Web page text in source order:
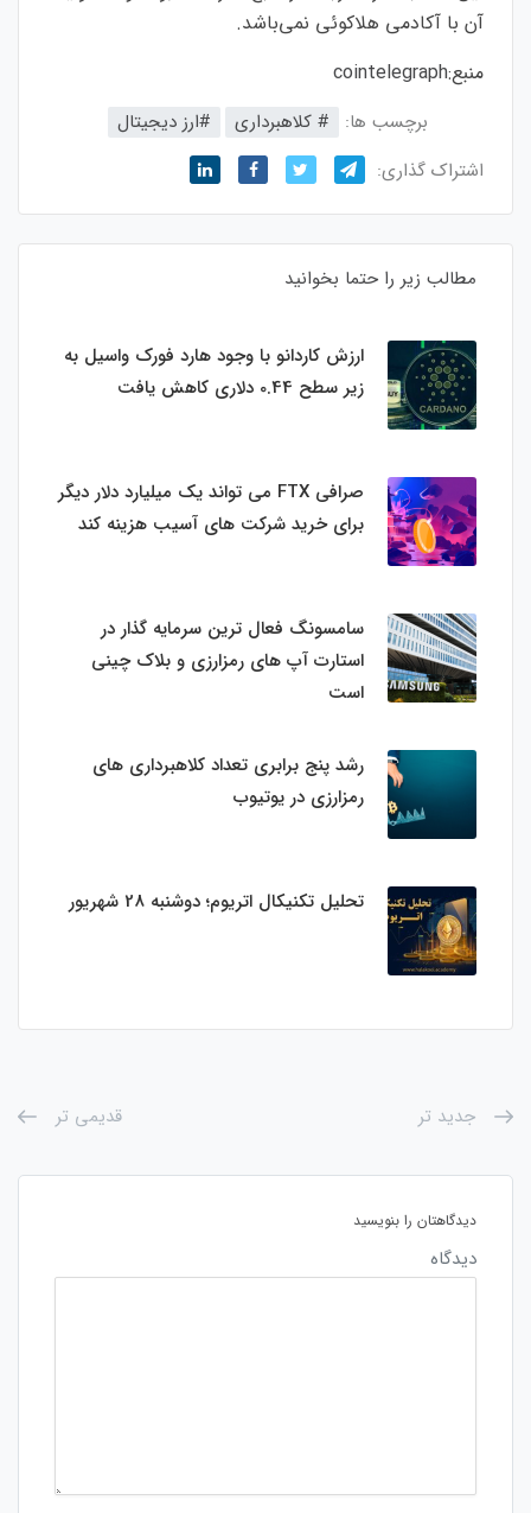
آن با آکادمی هلاکوئی نمی‌باشد.
منبع:cointelegraph
برچسب ها: # کلاهبرداری
#ارز‌ دیجیتال
اشتراک گذاری:
مطالب زیر را حتما بخوانید
ارزش کاردانو با وجود هارد فورک واسیل به
زیر سطح 0.44 دلاری کاهش یافت
صرافی FTX می تواند یک میلیارد دلار دیگر
برای خرید شرکت های آسیب هزینه کند
سامسونگ فعال‌ ترین سرمایه‌ گذار در
استارت‌ آپ‌ های رمزارزی و بلاک چینی
است
رشد پنج برابری تعداد کلاهبرداری های
رمزارزی در یوتیوب
تحلیل تکنیکال اتریوم؛ دوشنبه 28 شهریور
جدید تر قدیمی تر
دیدگاهتان را بنویسید
دیدگاه